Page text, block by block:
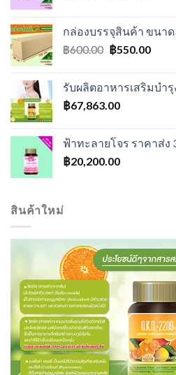
฿500.00.฿
กล่องบรรจุสินค้า ขนาด
฿600.00 Original
฿600.00.
฿550.00
฿
รับผลิตอาหารเสริมบำ
฿67,863.00
ฟ้าทะลายโจร ราคาส่ง
฿20,200.00
สินค้าใหม่